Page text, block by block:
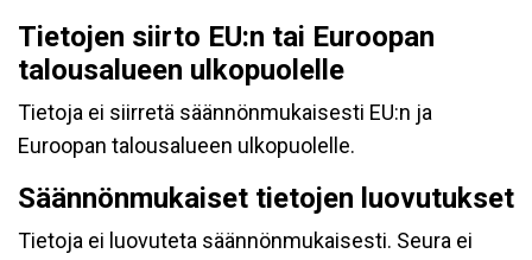
Tietojen siirto EU:n tai Euroopan
talousalueen ulkopuolelle
Tietoja ei siirretä säännönmukaisesti EU:n ja
Euroopan talousalueen ulkopuolelle.
Säännönmukaiset tietojen luovutukset
Tietoja ei luovuteta säännönmukaisesti. Seura ei